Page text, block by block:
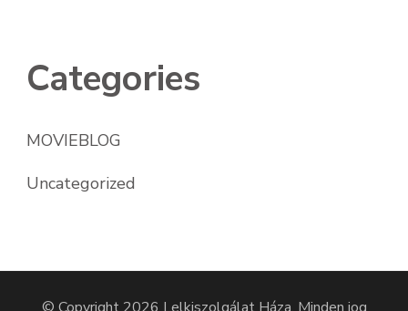
Categories
MOVIEBLOG
Uncategorized